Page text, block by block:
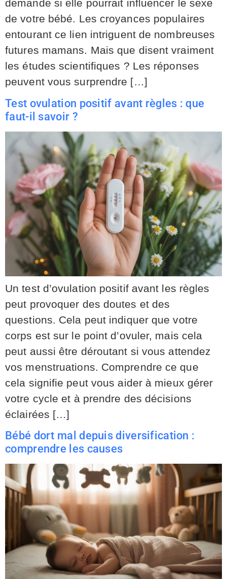
demande si elle pourrait influencer le sexe
de votre bébé. Les croyances populaires
entourant ce lien intriguent de nombreuses
futures mamans. Mais que disent vraiment
les études scientifiques ? Les réponses
peuvent vous surprendre […]
Test ovulation positif avant règles : que
faut-il savoir ?
Un test d’ovulation positif avant les règles
peut provoquer des doutes et des
questions. Cela peut indiquer que votre
corps est sur le point d’ovuler, mais cela
peut aussi être déroutant si vous attendez
vos menstruations. Comprendre ce que
cela signifie peut vous aider à mieux gérer
votre cycle et à prendre des décisions
éclairées […]
Bébé dort mal depuis diversification :
comprendre les causes